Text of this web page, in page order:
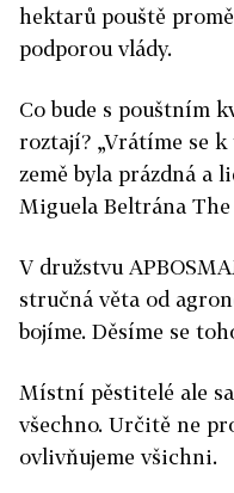
hektarů pouště
podporou vlády.
Co bude s pouštním
roztají? „Vrátíme se
země byla prázdná a
Miguela Beltrána
V družstvu
stručná věta od
bojíme. Děsíme se
Místní pěstitelé ale
všechno. Určitě ne
ovlivňujeme všichni.